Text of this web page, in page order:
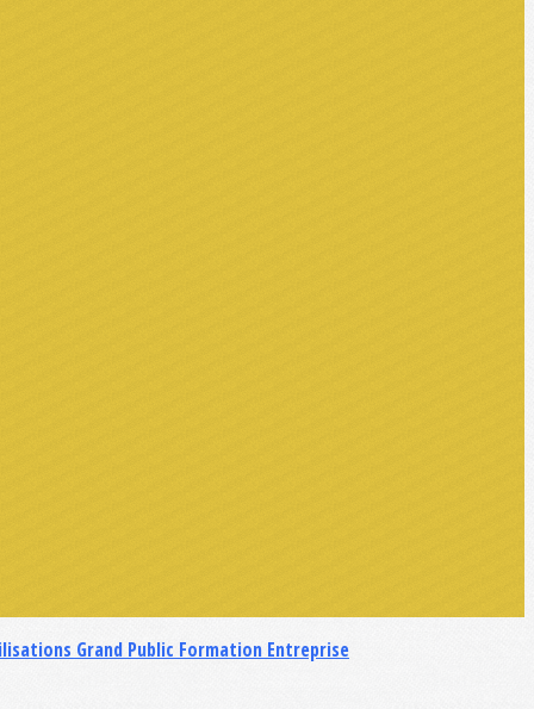
Grand Public Formation Entreprise